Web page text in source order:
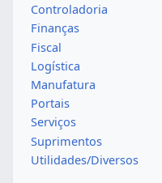
Controladoria
Finanças
Fiscal
Logística
Manufatura
Portais
Serviços
Suprimentos
Utilidades/Diversos